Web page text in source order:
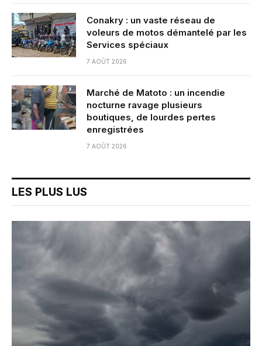
Conakry : un vaste réseau de
voleurs de motos démantelé par les
Services spéciaux
7 AOÛT 2026
Marché de Matoto : un incendie
nocturne ravage plusieurs
boutiques, de lourdes pertes
enregistrées
7 AOÛT 2026
LES PLUS LUS